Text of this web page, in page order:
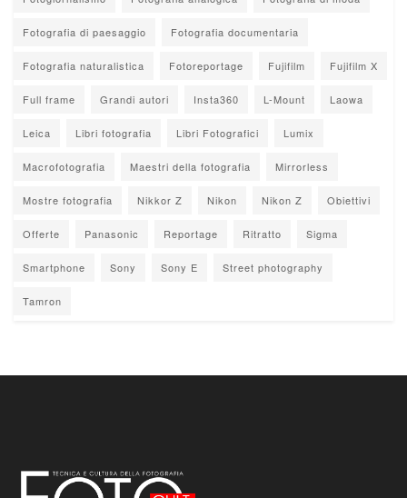
Fotografia di paesaggio Fotografia documentaria
Fotografia naturalistica Fotoreportage Fujifilm Fujifilm X
Full frame Grandi autori Insta360 L-Mount Laowa
Leica Libri fotografia Libri Fotografici Lumix
Macrofotografia Maestri della fotografia Mirrorless
Mostre fotografia Nikkor Z Nikon Nikon Z Obiettivi
Offerte Panasonic Reportage Ritratto Sigma
Smartphone Sony Sony E Street photography
Tamron